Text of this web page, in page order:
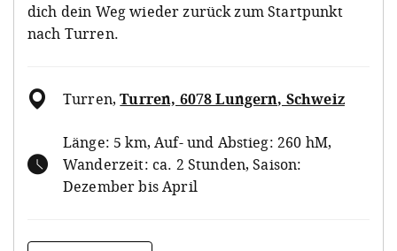
dich dein Weg wieder zurück zum Startpunkt
nach Turren.
Turren,Turren, 6078 Lungern, Schweiz
Länge: 5 km, Auf- und Abstieg: 260 hM,
Wanderzeit: ca. 2 Stunden, Saison:
Dezember bis April